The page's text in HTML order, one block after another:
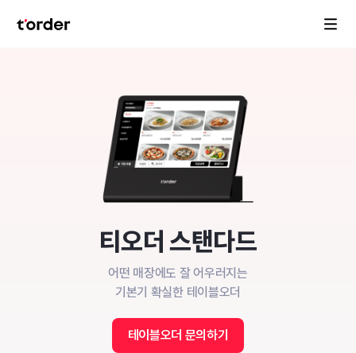
티오더 스탠다드
어떤 매장에도 잘 어우러지는
기본기 확실한 테이블오더
테이블오더 문의하기